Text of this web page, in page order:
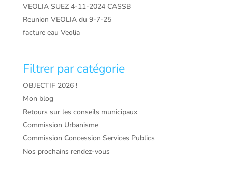
VEOLIA SUEZ 4-11-2024 CASSB
Reunion VEOLIA du 9-7-25
facture eau Veolia
Filtrer par catégorie
OBJECTIF 2026 !
Mon blog
Retours sur les conseils municipaux
Commission Urbanisme
Commission Concession Services Publics
Nos prochains rendez-vous